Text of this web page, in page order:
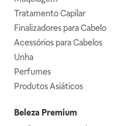
Tratamento Capilar
Finalizadores para Cabelo
Acessórios para Cabelos
Unha
Perfumes
Produtos Asiáticos
Beleza Premium